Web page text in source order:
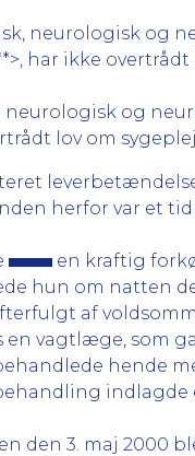
neurologisk og
har ikke
neurologisk og
lov om
herfor var et
en kraftig
hun om natten
af
en vagtlæge, som
hende
den 3. maj 2000